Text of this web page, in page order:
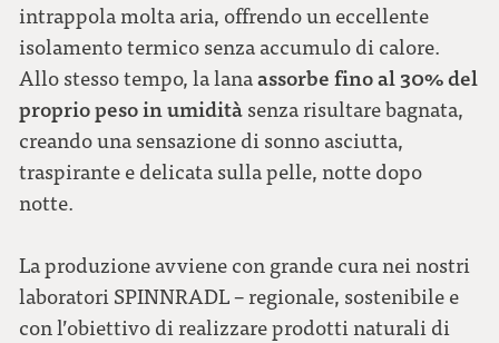
intrappola molta aria, offrendo un eccellente
isolamento termico senza accumulo di calore.
Allo stesso tempo, la lanaassorbe fino al 30% del
proprio peso in umidità senza risultare bagnata,
creando una sensazione di sonno asciutta,
traspirante e delicata sulla pelle, notte dopo
notte.
La produzione avviene con grande cura nei nostri
laboratori SPINNRADL – regionale, sostenibile e
con l’obiettivo di realizzare prodotti naturali di